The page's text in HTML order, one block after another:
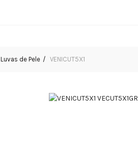
Luvas de Pele VENICUT5X1